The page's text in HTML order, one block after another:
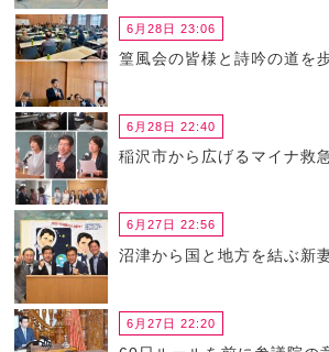
6月28日 23:06
篁風会の皆様と詩吟の道を
6月28日 22:40
稲沢市から広げるマイナ救
6月27日 22:56
沼津から国と地方を結ぶ新
6月27日 22:20